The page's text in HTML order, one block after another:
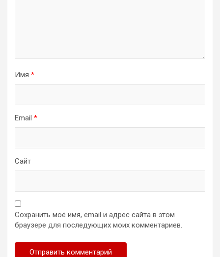
Имя *
Email *
Сайт
Сохранить моё имя, email и адрес сайта в этом
браузере для последующих моих комментариев.